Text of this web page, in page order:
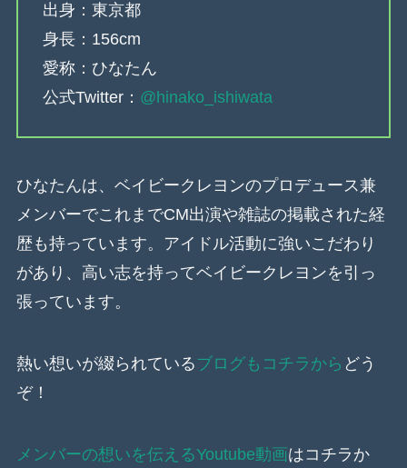
出身：東京都
身長：156cm
愛称：ひなたん
公式Twitter： @hinako_ishiwata
ひなたんは、ベイビークレヨンのプロデュース兼
メンバーでこれまでCM出演や雑誌の掲載された経
歴も持っています。アイドル活動に強いこだわり
があり、高い志を持ってベイビークレヨンを引っ
張っています。
熱い想いが綴られているブログもコチラから どう
ぞ！
メンバーの想いを伝えるYoutube動画はコチラか